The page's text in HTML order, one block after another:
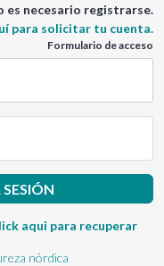
es necesario registrarse.
para solicitar tu cuenta.
Formulario de acceso
aqui para recuperar
nórdica